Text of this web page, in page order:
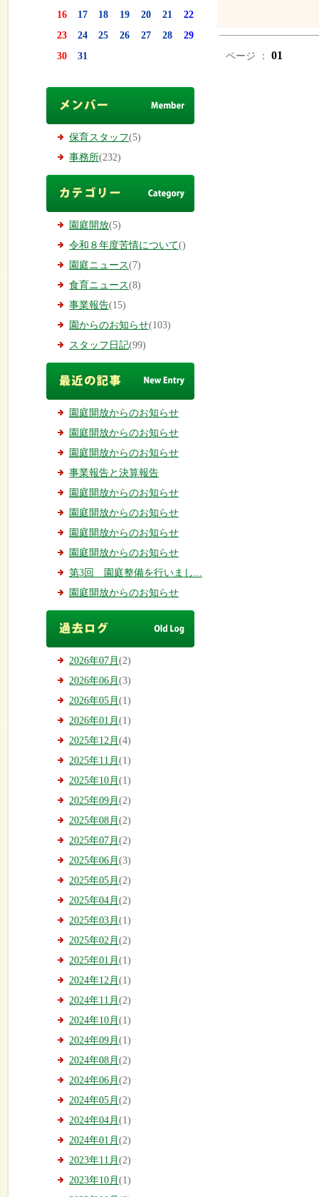
16
17 18 19 20 21
22
23
24 25 26 27 28
29
30
31
保育スタッフ(5)
事務所(232)
園庭開放(5)
令和８年度苦情について()
園庭ニュース(7)
食育ニュース(8)
事業報告(15)
園からのお知らせ(103)
スタッフ日記(99)
園庭開放からのお知らせ
園庭開放からのお知らせ
園庭開放からのお知らせ
事業報告と決算報告
園庭開放からのお知らせ
園庭開放からのお知らせ
園庭開放からのお知らせ
園庭開放からのお知らせ
第3回 園庭整備を行いまし...
園庭開放からのお知らせ
2026年07月 (2)
2026年06月 (3)
2026年05月 (1)
2026年01月 (1)
2025年12月 (4)
2025年11月 (1)
2025年10月 (1)
2025年09月 (2)
2025年08月 (2)
2025年07月 (2)
2025年06月 (3)
2025年05月 (2)
2025年04月 (2)
2025年03月 (1)
2025年02月 (2)
2025年01月 (1)
2024年12月 (1)
2024年11月 (2)
2024年10月 (1)
2024年09月 (1)
2024年08月 (2)
2024年06月 (2)
2024年05月 (2)
2024年04月 (1)
2024年01月 (2)
2023年11月 (2)
2023年10月 (1)
ページ ： 01